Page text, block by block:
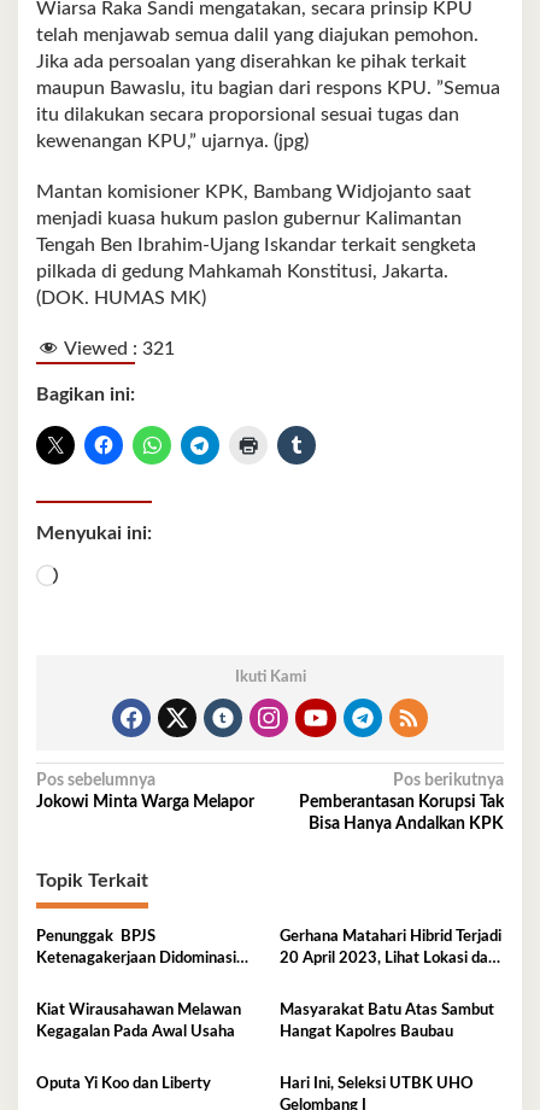
Wiarsa Raka Sandi mengatakan, secara prinsip KPU
telah menjawab semua dalil yang diajukan pemohon.
Jika ada persoalan yang diserahkan ke pihak terkait
maupun Bawaslu, itu bagian dari respons KPU. ”Semua
itu dilakukan secara proporsional sesuai tugas dan
kewenangan KPU,” ujarnya. (jpg)
Mantan komisioner KPK, Bambang Widjojanto saat
menjadi kuasa hukum paslon gubernur Kalimantan
Tengah Ben Ibrahim-Ujang Iskandar terkait sengketa
pilkada di gedung Mahkamah Konstitusi, Jakarta.
(DOK. HUMAS MK)
Viewed : 321
Bagikan ini:
Menyukai ini:
Memuat...
Ikuti Kami
Navigasi
Pos sebelumnya
Jokowi Minta Warga Melapor
Pos berikutnya
Pemberantasan Korupsi Tak
Bisa Hanya Andalkan KPK
Topik Terkait
Penunggak BPJS
Ketenagakerjaan Didominasi
Gerhana Matahari Hibrid Terjadi
20 April 2023, Lihat Lokasi dan
Kiat Wirausahawan Melawan
Kegagalan Pada Awal Usaha
Masyarakat Batu Atas Sambut
Hangat Kapolres Baubau
Oputa Yi Koo dan Liberty
Hari Ini, Seleksi UTBK UHO
Gelombang I